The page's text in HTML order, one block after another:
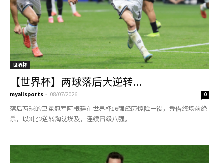
世界杯
【世界杯】两球落后大逆转...
myallsports - 08/07/2026 0
落后两球的卫冕冠军阿根廷在世界杯16强经历惊险一役，凭借终场前绝
杀，以3比2逆转淘汰埃及，连续晋级八强。